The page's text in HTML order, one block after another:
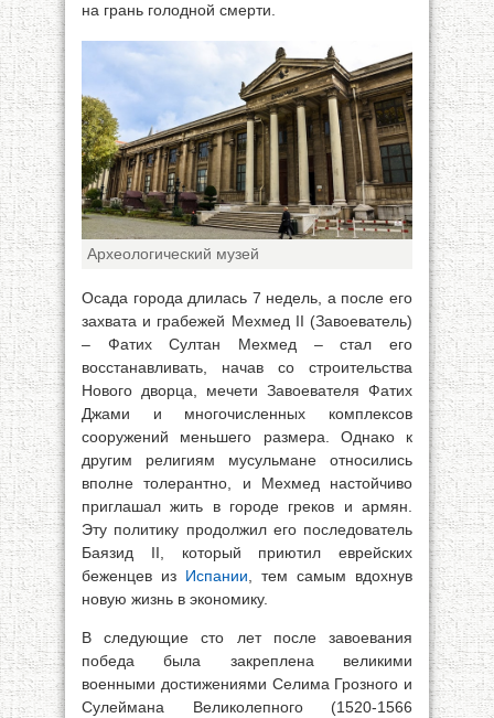
на грань голодной смерти.
Археологический музей
Осада города длилась 7 недель, а после его
захвата и грабежей Мехмед II (Завоеватель)
– Фатих Султан Мехмед – стал его
восстанавливать, начав со строительства
Нового дворца, мечети Завоевателя Фатих
Джами и многочисленных комплексов
сооружений меньшего размера. Однако к
другим религиям мусульмане относились
вполне толерантно, и Мехмед настойчиво
приглашал жить в городе греков и армян.
Эту политику продолжил его последователь
Баязид II, который приютил еврейских
беженцев из Испании , тем самым вдохнув
новую жизнь в экономику.
В следующие сто лет после завоевания
победа была закреплена великими
военными достижениями Селима Грозного и
Сулеймана Великолепного (1520-1566